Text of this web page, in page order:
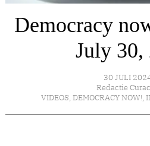
Democracy
July 30,
30 JULI
Redactie
VIDEOS, DEMOCRACY NOW!,